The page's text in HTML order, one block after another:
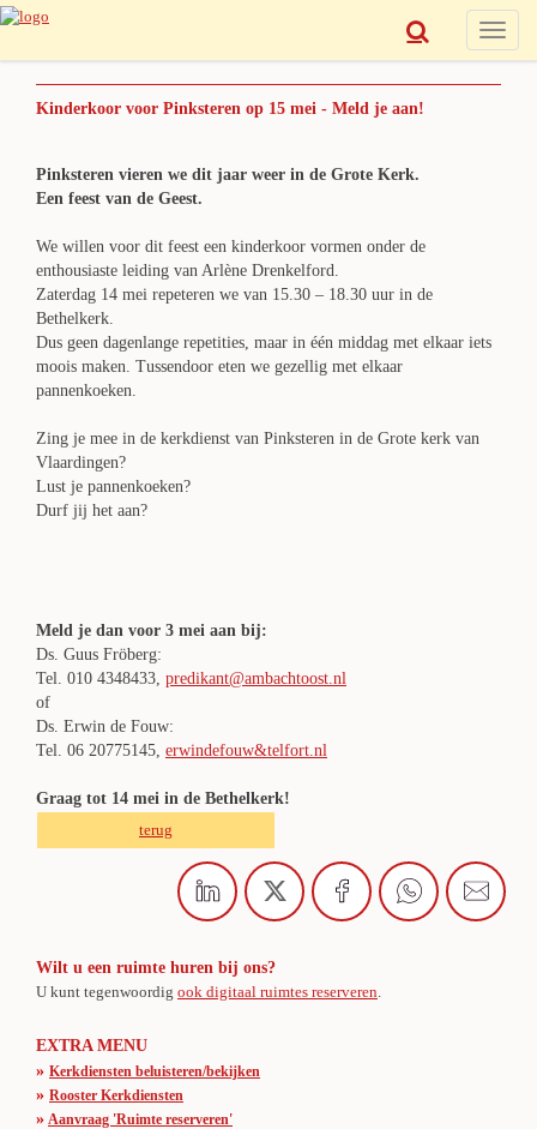
Toggle
Kinderkoor voor Pinksteren op 15 mei - Meld je aan!
Pinksteren vieren we dit jaar weer in de Grote Kerk.
Een feest van de Geest.
We willen voor dit feest een kinderkoor vormen onder de
enthousiaste leiding van Arlène Drenkelford.
Zaterdag 14 mei repeteren we van 15.30 – 18.30 uur in de
Bethelkerk.
Dus geen dagenlange repetities, maar in één middag met elkaar iets
moois maken. Tussendoor eten we gezellig met elkaar
pannenkoeken.
Zing je mee in de kerkdienst van Pinksteren in de Grote kerk van
Vlaardingen?
Lust je pannenkoeken?
Durf jij het aan?
Meld je dan voor 3 mei aan bij:
Ds. Guus Fröberg:
Tel. 010 4348433, predikant@ambachtoost.nl
of
Ds. Erwin de Fouw:
Tel. 06 20775145, erwindefouw&telfort.nl
Graag tot 14 mei in de Bethelkerk!
terug
Wilt u een ruimte huren bij ons?
U kunt tegenwoordig ook digitaal ruimtes reserveren
EXTRA MENU
» Kerkdiensten beluisteren/bekijken
» Rooster Kerkdiensten
» Aanvraag 'Ruimte reserveren'